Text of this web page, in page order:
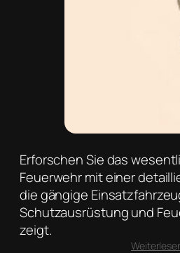
Erforschen Sie das
Feuerwehr mit einer
die gängige
Schutzausrüstung und
zeigt.